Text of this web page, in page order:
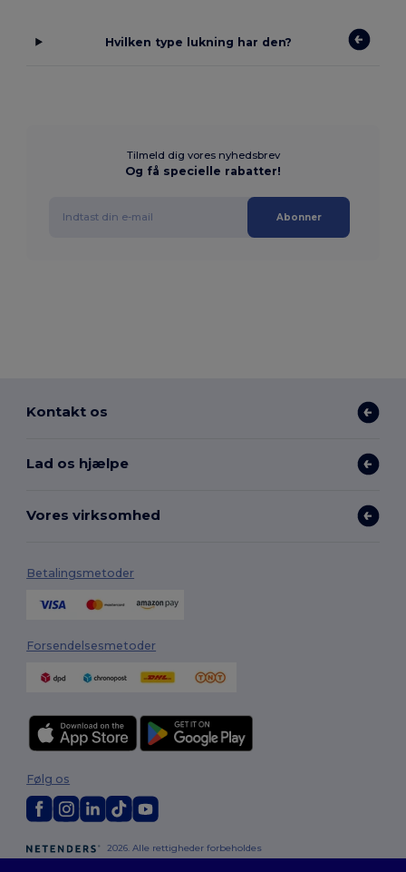
Hvilken type lukning har den?
Tilmeld dig vores nyhedsbrev
Og få specielle rabatter!
Abonner
Kontakt os
Lad os hjælpe
Vores virksomhed
Betalingsmetoder
Forsendelsesmetoder
2026. Alle rettigheder forbeholdes
Følg os